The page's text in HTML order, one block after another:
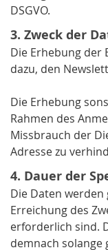
DSGVO.
3. Zweck der
Die Erhebung der
dazu, den
Die Erhebung
Rahmen des
Missbrauch der
Adresse zu
4. Dauer der
Die Daten
Erreichung des
erforderlich sind.
demnach solange